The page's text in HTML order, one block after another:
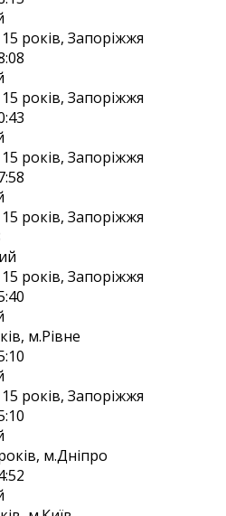
років, Запоріжжя
років, Запоріжжя
років, Запоріжжя
років, Запоріжжя
років, Запоріжжя
м.Рівне
років, Запоріжжя
м.Дніпро